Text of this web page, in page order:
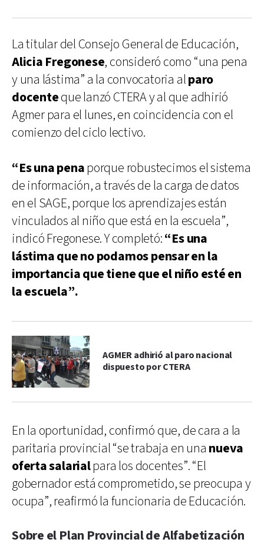
La titular del Consejo General de Educación,
Alicia Fregonese, consideró como “una pena
y una lástima” a la convocatoria alparo
docenteque lanzó CTERA y al que adhirió
Agmer para el lunes, en coincidencia con el
comienzo del ciclo lectivo.
“Es una penaporque robustecimos el sistema
de información, a través de la carga de datos
en el SAGE, porque los aprendizajes están
vinculados al niño que está en la escuela”,
indicó Fregonese. Y completó:“Es una
lástima que no podamos pensar en la
importancia que tiene que el niño esté en
la escuela”.
AGMER adhirió al paro nacional
dispuesto por CTERA
En la oportunidad, confirmó que, de cara a la
paritaria provincial “se trabaja en una nueva
oferta salarialpara los docentes”. “El
gobernador está comprometido, se preocupa y
ocupa”, reafirmó la funcionaria de Educación.
Sobre el Plan Provincial de Alfabetización